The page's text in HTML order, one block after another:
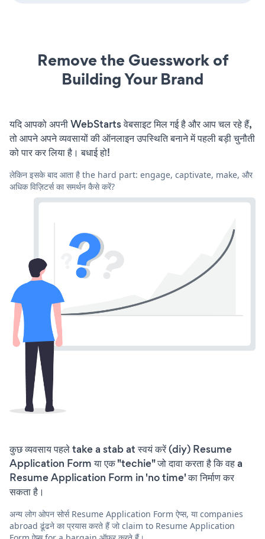
Remove the Guesswork of
Building Your Brand
यदि आपको अपनी WebStarts वेबसाइट मिल गई है और आप चल रहे हैं,
तो आपने अपने व्यवसायों की ऑनलाइन उपस्थिति बनाने में पहली बड़ी चुनौती
को पार कर लिया है। बधाई हो!
लेकिन इसके बाद आता है the hard part: engage, captivate, make, और
अधिक विज़िटर्स का समर्थन कैसे करें?
कुछ व्यवसाय पहले take a stab at स्वयं करें (diy) Resume
Application Form या एक "techie" जो दावा करता है कि वह a
Resume Application Form in 'no time' का निर्माण कर
सकता है।
अन्य लोग ओपन सोर्स Resume Application Form ऐप्स, या companies
abroad ढूंढने का प्रयास करते हैं जो claim to Resume Application